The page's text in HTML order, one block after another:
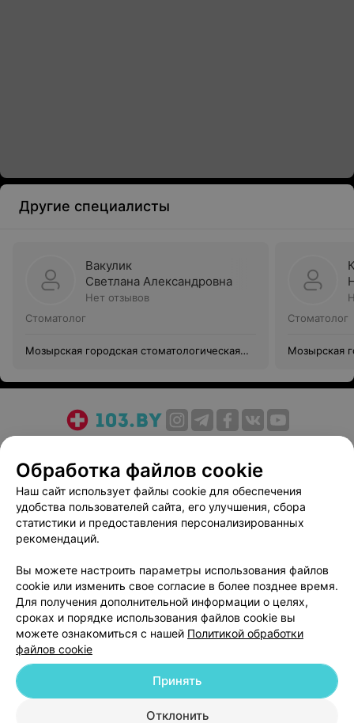
Другие специалисты
Вакулик
Светлана Александровна
Нет отзывов
Стоматолог
Мозырская городская стоматологическая
Стоматолог
Мозырская
Медицинский маркетинг
Публичный договор
Пользовательское соглашение
Способы оплаты
Вакансии
Партнеры
Написать руководителю 103.by
Персональные настройки cookie
Обработка персональных данных
Обработка файлов cookie
Наш сайт использует файлы cookie для обеспечения
удобства пользователей сайта, его улучшения, сбора
статистики и предоставления персонализированных
рекомендаций.
Вы можете настроить параметры использования файлов
cookie или изменить свое согласие в более позднее время.
Для получения дополнительной информации о целях,
сроках и порядке использования файлов cookie вы
можете ознакомиться с нашей Политикой обработки
файлов cookie
Отклонить
Принять